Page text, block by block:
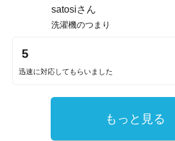
satosiさん
洗濯機のつまり
5
迅速に対応してもらいました
もっと見る